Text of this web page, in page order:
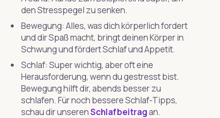
den Stresspegel zu senken.
Bewegung: Alles, was dich körperlich fordert
und dir Spaß macht, bringt deinen Körper in
Schwung und fördert Schlaf und Appetit.
Schlaf: Super wichtig, aber oft eine
Herausforderung, wenn du gestresst bist.
Bewegung hilft dir, abends besser zu
schlafen. Für noch bessere Schlaf-Tipps,
schau dir unserenSchlafbeitragan.